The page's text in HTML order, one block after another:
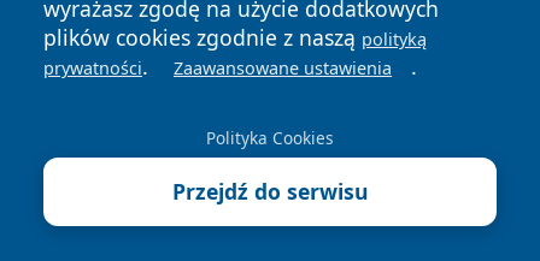
wyrażasz zgodę na użycie dodatkowych
plików cookies zgodnie z naszą polityką
prywatności. Zaawansowane ustawienia .
Polityka Cookies
Przejdź do serwisu
News Autorzy
Polityka
Prywatności
Polityka
Cookies